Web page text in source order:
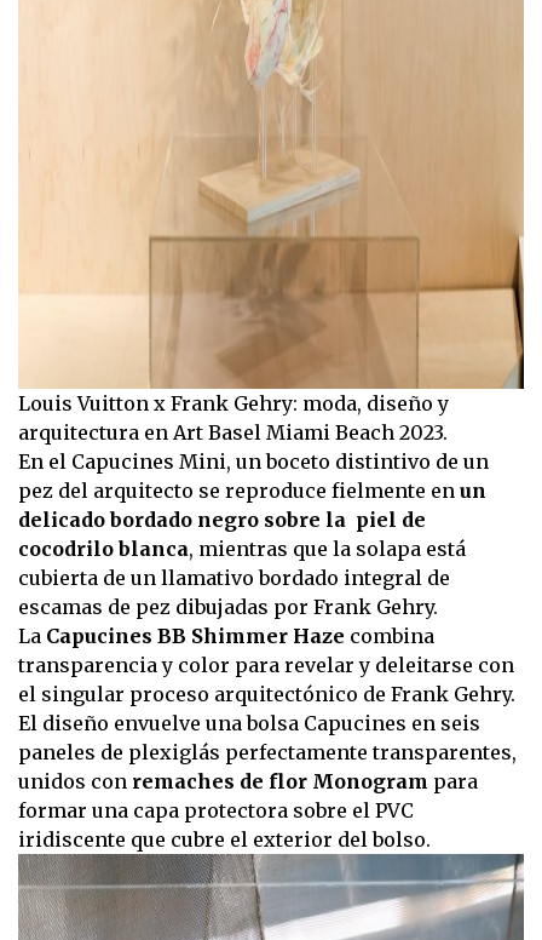
Louis Vuitton x Frank Gehry: moda, diseño y
arquitectura en Art Basel Miami Beach 2023.
En el Capucines Mini, un boceto distintivo de un
pez del arquitecto se reproduce fielmente en un
delicado bordado negro sobre la piel de
cocodrilo blanca, mientras que la solapa está
cubierta de un llamativo bordado integral de
escamas de pez dibujadas por Frank Gehry.
La Capucines BB Shimmer Haze combina
transparencia y color para revelar y deleitarse con
el singular proceso arquitectónico de Frank Gehry.
El diseño envuelve una bolsa Capucines en seis
paneles de plexiglás perfectamente transparentes,
unidos con remaches de flor Monogram para
formar una capa protectora sobre el PVC
iridiscente que cubre el exterior del bolso.